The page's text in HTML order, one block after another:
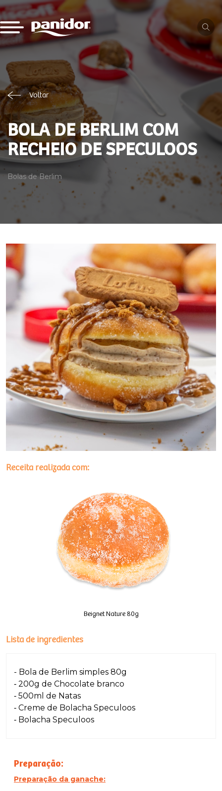
Voltar
BOLA DE BERLIM COM
RECHEIO DE SPECULOOS
Bolas de Berlim
Receita realizada com:
Beignet Nature 80g
Lista de ingredientes
- Bola de Berlim simples 80g
- 200g de Chocolate branco
- 500ml de Natas
- Creme de Bolacha Speculoos
- Bolacha Speculoos
Preparação:
Preparação da ganache: